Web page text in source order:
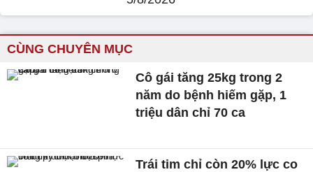
CÙNG CHUYÊN MỤC
Cô gái tăng 25kg trong 2
năm do bệnh hiếm gặp, 1
triệu dân chỉ 70 ca
Trái tim chỉ còn 20% lực co